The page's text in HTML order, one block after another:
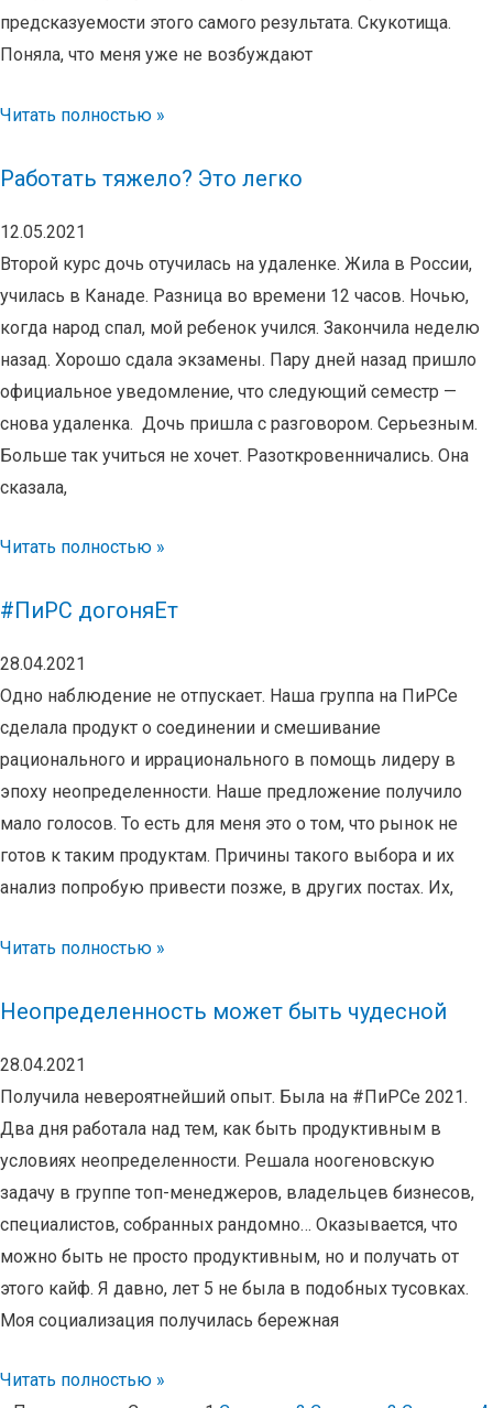
предсказуемости этого самого результата. Скукотища.
Поняла, что меня уже не возбуждают
Читать полностью »
Работать тяжело? Это легко
12.05.2021
Второй курс дочь отучилась на удаленке. Жила в России,
училась в Канаде. Разница во времени 12 часов. Ночью,
когда народ спал, мой ребенок учился. Закончила неделю
назад. Хорошо сдала экзамены. Пару дней назад пришло
официальное уведомление, что следующий семестр —
снова удаленка. Дочь пришла с разговором. Серьезным.
Больше так учиться не хочет. Разоткровенничались. Она
сказала,
Читать полностью »
#ПиРС догоняЕт
28.04.2021
Одно наблюдение не отпускает. Наша группа на ПиРСе
сделала продукт о соединении и смешивание
рационального и иррационального в помощь лидеру в
эпоху неопределенности. Наше предложение получило
мало голосов. То есть для меня это о том, что рынок не
готов к таким продуктам. Причины такого выбора и их
анализ попробую привести позже, в других постах. Их,
Читать полностью »
Неопределенность может быть чудесной
28.04.2021
Получила невероятнейший опыт. Была на #ПиРСе 2021.
Два дня работала над тем, как быть продуктивным в
условиях неопределенности. Решала ноогеновскую
задачу в группе топ-менеджеров, владельцев бизнесов,
специалистов, собранных рандомно… Оказывается, что
можно быть не просто продуктивным, но и получать от
этого кайф. Я давно, лет 5 не была в подобных тусовках.
Моя социализация получилась бережная
Читать полностью »